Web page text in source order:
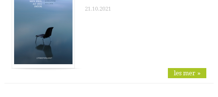
21.10.2021
les mer »